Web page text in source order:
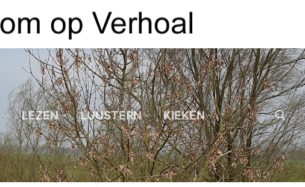
LEZEN LUUSTERN KIEKEN
Zoeken naar: